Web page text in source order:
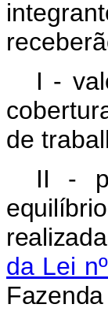
I -
de
II -
da Lei